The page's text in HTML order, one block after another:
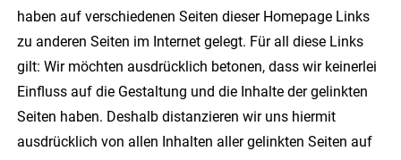
haben auf verschiedenen Seiten dieser Homepage Links
zu anderen Seiten im Internet gelegt. Für all diese Links
gilt: Wir möchten ausdrücklich betonen, dass wir keinerlei
Einfluss auf die Gestaltung und die Inhalte der gelinkten
Seiten haben. Deshalb distanzieren wir uns hiermit
ausdrücklich von allen Inhalten aller gelinkten Seiten auf